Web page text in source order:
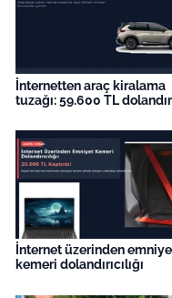
İnternetten araç kiralama
tuzağı: 59.600 TL
İnternet üzerinden
kemeri dolandırıcılığı